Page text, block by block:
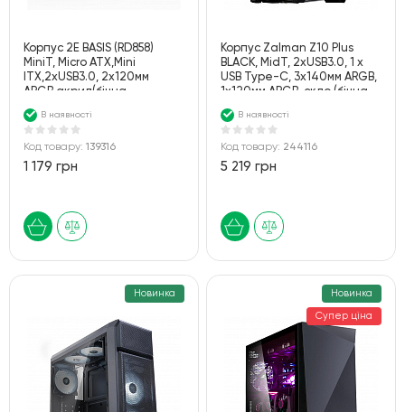
Корпус 2E BASIS (RD858)
MiniT, Micro ATX,Mini
ITX,2xUSB3.0, 2x120мм
ARGB,акрил(бічна
В наявності
Код товару: 139316
1 179 грн
Корпус Zalman Z10 Plus
BLACK, MidT, 2xUSB3.0, 1 x
USB Type-C, 3x140мм ARGB,
1x120мм ARGB, скло (бічна
В наявності
Код товару: 244116
5 219 грн
Новинка Новинка
Супер ціна